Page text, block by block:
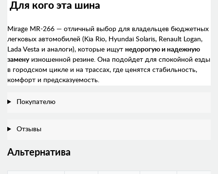
Для кого эта шина
Mirage MR-266 — отличный выбор для владельцев бюджетных
легковых автомобилей (Kia Rio, Hyundai Solaris, Renault Logan,
Lada Vesta и аналоги), которые ищут недорогую и надежную
заменуизношенной резине. Она подойдет для спокойной езды
в городском цикле и на трассах, где ценятся стабильность,
комфорт и предсказуемость.
Покупателю
Отзывы
Альтернатива